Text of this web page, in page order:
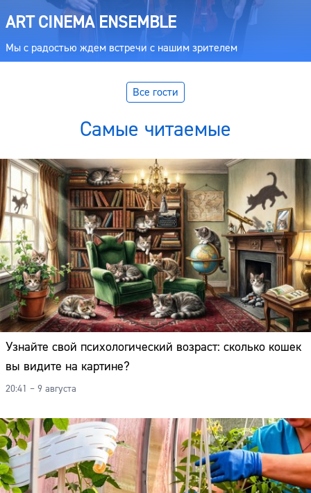
ART CINEMA ENSEMBLE
Мы с радостью ждем встречи с нашим зрителем
Все гости
Самые читаемые
Узнайте свой психологический возраст: сколько кошек
вы видите на картине?
20:41 – 9 августа